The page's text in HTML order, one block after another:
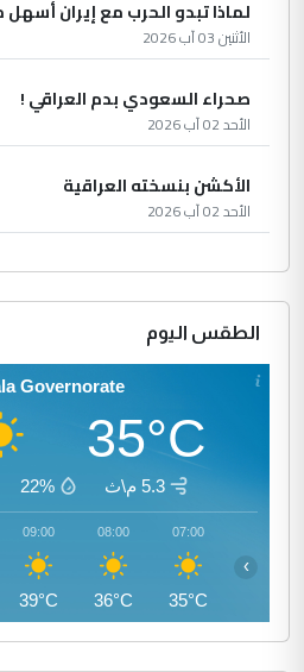
لماذا تبدو الحرب مع إيران
الأثنين 03 آب 2026
صحراء السعودي بدم العراقي !
الأحد 02 آب 2026
الأكشن بنسخته العراقية
الأحد 02 آب 2026
الطقس اليوم
Governorate
35°C
5.3 م\ث 22%
07:00
35°C
08:00
36°C
09:00
39°C
›